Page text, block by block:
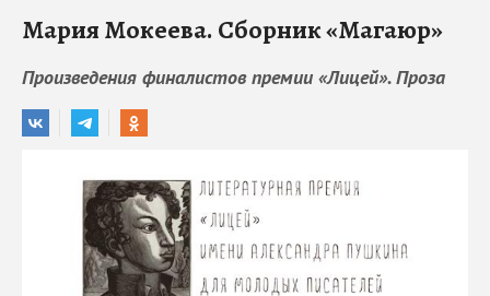
Мария Мокеева. Сборник «Магаюр»
Произведения финалистов премии «Лицей». Проза